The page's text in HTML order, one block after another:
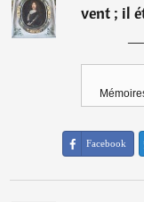
vent ; il
―
Facebook